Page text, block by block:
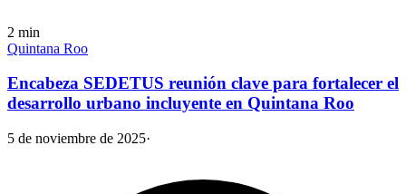
2 min
Quintana Roo
Encabeza SEDETUS reunión clave para fortalecer el
desarrollo urbano incluyente en Quintana Roo
5 de noviembre de 2025·